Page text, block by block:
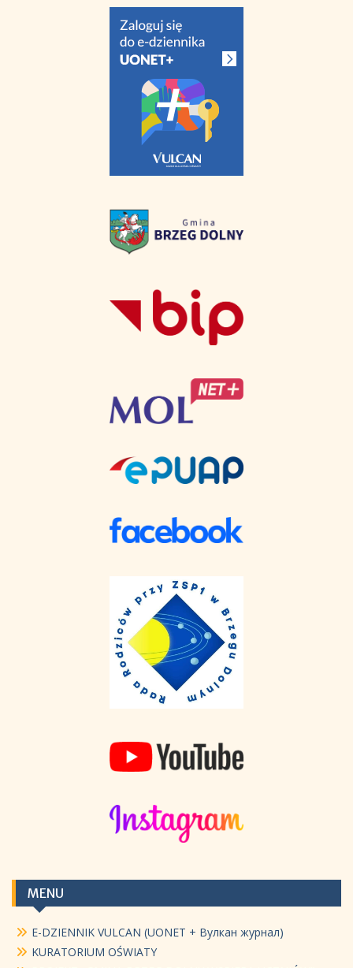
MENU
E-DZIENNIK VULCAN (UONET + Вулкан журнал)
KURATORIUM OŚWIATY